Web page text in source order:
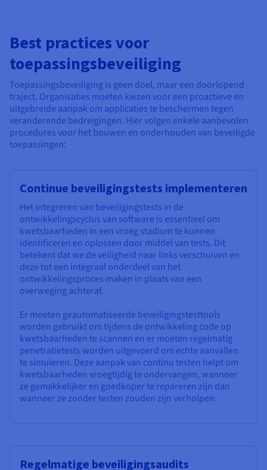
Best practices voor
toepassingsbeveiliging
Toepassingsbeveiliging is geen doel, maar een doorlopend
traject. Organisaties moeten kiezen voor een proactieve en
uitgebreide aanpak om applicaties te beschermen tegen
veranderende bedreigingen. Hier volgen enkele aanbevolen
procedures voor het bouwen en onderhouden van beveiligde
toepassingen:
Continue beveiligingstests implementeren
Het integreren van beveiligingstests in de
ontwikkelingscyclus van software is essentieel om
kwetsbaarheden in een vroeg stadium te kunnen
identificeren en oplossen door middel van tests. Dit
betekent dat we de veiligheid naar links verschuiven en
deze tot een integraal onderdeel van het
ontwikkelingsproces maken in plaats van een
overweging achteraf.
Er moeten geautomatiseerde beveiligingstesttools
worden gebruikt om tijdens de ontwikkeling code op
kwetsbaarheden te scannen en er moeten regelmatig
penetratietests worden uitgevoerd om echte aanvallen
te simuleren. Deze aanpak van continu testen helpt om
kwetsbaarheden vroegtijdig te ondervangen, wanneer
ze gemakkelijker en goedkoper te repareren zijn dan
wanneer ze zonder testen zouden zijn verholpen.
Regelmatige beveiligingsaudits